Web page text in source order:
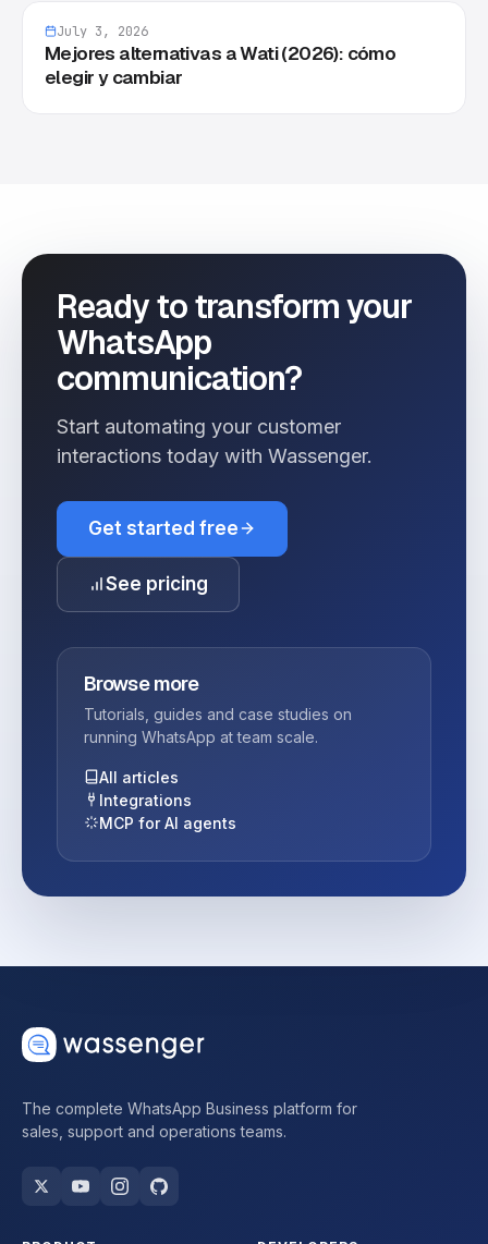
July 3, 2026
Mejores alternativas a Wati (2026): cómo
elegir y cambiar
Ready to transform your
WhatsApp
communication?
Start automating your customer
interactions today with Wassenger.
Get started free
See pricing
Browse more
Tutorials, guides and case studies on
running WhatsApp at team scale.
All articles
Integrations
MCP for AI agents
The complete WhatsApp Business platform for
sales, support and operations teams.